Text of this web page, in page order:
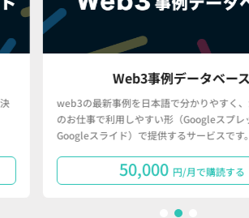
Web3事例データベース
web3の最新事例を日本語で分かりやすく
のお仕事で利用しやすい形（Googleスプレ
Googleスライド）で提供するサービスです。
50,000 円/月で購読する